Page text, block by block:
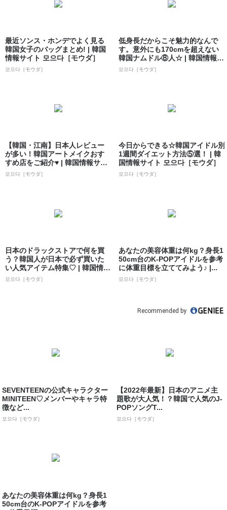
最近ソンス・ホンデでよく見る
韓国女子のバッグまとめ! | 韓国
情報サイト 모으다［モウダ］
모으다［モウダ］
低身長だからこそ魅力的なんで
す。意外にも170cmを超えない
韓国ナムドル⑧人☆ | 韓国情報サ
イト...
모으다［モウダ］
【韓国・江南】日本人レビュー
が多い！韓国アートメイクおす
すめ店をご紹介♥ | 韓国情報サイ
ト 모으...
모으다［モウダ］
今日からできる☆韓国アイドル別
1週間ダイエット方法⑤選！ | 韓
国情報サイト 모으다［モウダ］
모으다［モウダ］
日本のドラックストアで何を買
う？韓国人が日本で必ず買いた
い人気アイテム特集♡ | 韓国情報
サイト ...
모으다［モウダ］
あなたの美容体重は何kg？身長1
50cm台のK-POPアイドルを参考
に体重目標を立ててみよう♪ |...
모으다［モウダ］
Recommended by
SEVENTEENの公式キャラクター
MINITEEN♡メンバーやキャラ特
徴など...
모으다［モウダ］
【2022年最新】日本のアニメ主
題歌が大人気！？韓国で人気のJ-
POPソングT...
모으다［モウダ］
あなたの美容体重は何kg？身長1
50cm台のK-POPアイドルを参考